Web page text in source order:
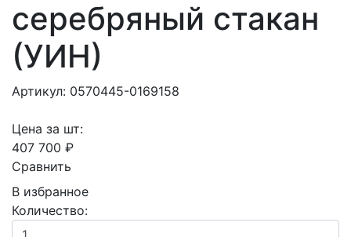
серебряный стакан
(УИН)
Артикул: 0570445-0169158
Цена за шт:
407 700 ₽
Сравнить
В избранное
Количество: